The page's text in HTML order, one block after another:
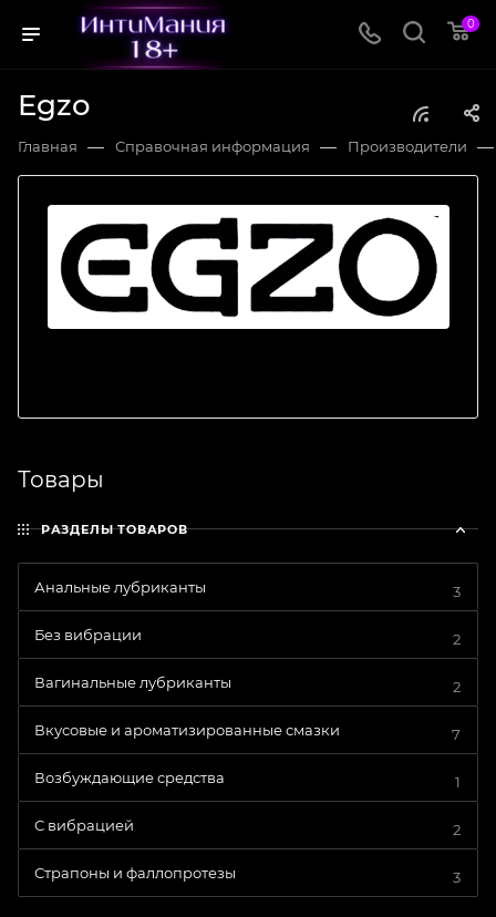
0
Egzo
Главная — Справочная информация — Производители —
Товары
РАЗДЕЛЫ ТОВАРОВ
Анальные лубриканты 3
Без вибрации 2
Вагинальные лубриканты 2
Вкусовые и ароматизированные смазки 7
Возбуждающие средства 1
С вибрацией 2
Страпоны и фаллопротезы 3